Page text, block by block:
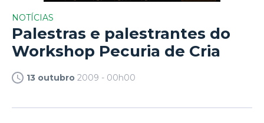
NOTÍCIAS
Palestras e palestrantes do
Workshop Pecuria de Cria
13 outubro 2009 - 00h00